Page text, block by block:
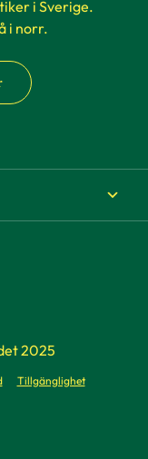
i Sverige.
i norr.
2025
Tillgänglighet